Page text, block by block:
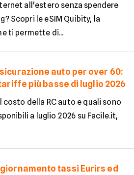
all'estero senza spendere
Scopri le eSIM Quibity, la
ti permette di...
auto per over 60:
più basse di luglio 2026
costo della RC auto e quali sono
a luglio 2026 su Facile.it,
tassi Eurirs ed